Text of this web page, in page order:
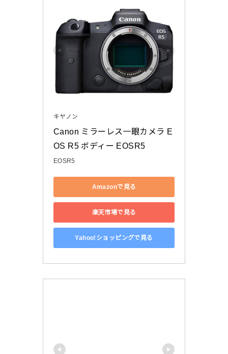
キヤノン
Canon ミラーレス一眼カメラ E
OS R5 ボディー EOSR5
EOSR5
Amazonで見る
楽天市場で見る
Yahoo!ショッピングで見る